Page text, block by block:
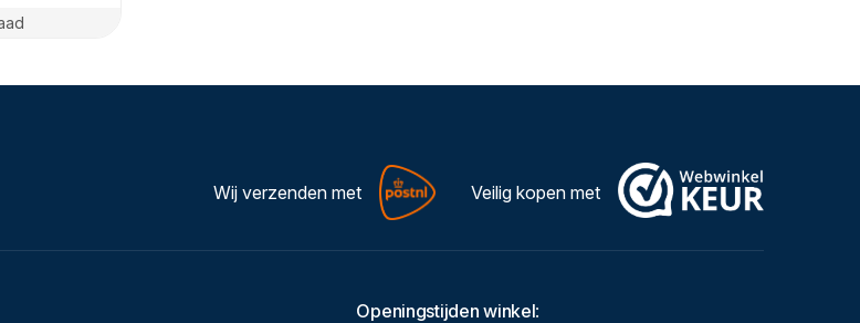
Wij verzenden met Veilig kopen met
Openingstijden winkel: